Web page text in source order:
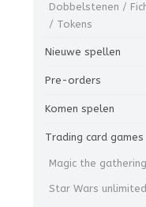
Dobbelstenen /
/ Tokens
Nieuwe spellen
Pre-orders
Komen spelen
Trading card games
Magic the gathering
Star Wars unlimited